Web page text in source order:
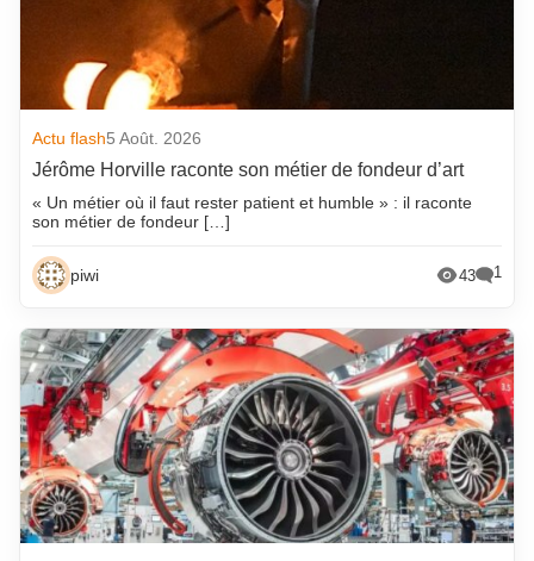
Actu flash5 Août. 2026
Jérôme Horville raconte son métier de fondeur d’art
« Un métier où il faut rester patient et humble » : il raconte
son métier de fondeur […]
piwi 43 1